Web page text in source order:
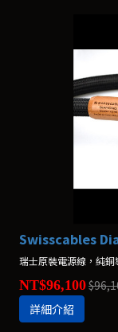
Swisscables
瑞士原裝電源線，純
NT$96,100
詳細介紹